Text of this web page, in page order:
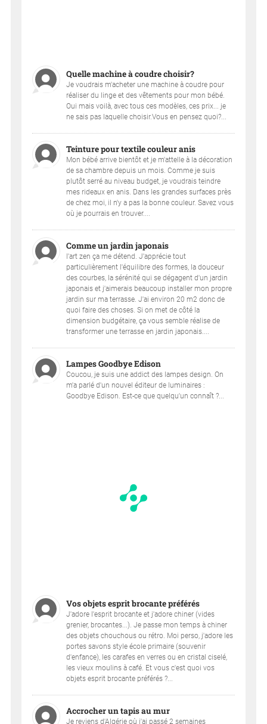
Quelle machine à coudre choisir?
Je voudrais m'acheter une machine à coudre pour
réaliser du linge et des vêtements pour mon bébé.
Oui mais voilà, avec tous ces modèles, ces prix... je
ne sais pas laquelle choisir.Vous en pensez quoi?...
Teinture pour textile couleur anis
Mon bébé arrive bientôt et je m'attelle à la décoration
de sa chambre depuis un mois. Comme je suis
plutôt serré au niveau budget, je voudrais teindre
mes rideaux en anis. Dans les grandes surfaces près
de chez moi, il n'y a pas la bonne couleur. Savez vous
où je pourrais en trouver....
Comme un jardin japonais
l'art zen ça me détend. J'apprécie tout
particulièrement l'équilibre des formes, la douceur
des courbes, la sérénité qui se dégagent d'un jardin
japonais et j'aimerais beaucoup installer mon propre
jardin sur ma terrasse. J'ai environ 20 m2 donc de
quoi faire des choses. Si on met de côté la
dimension budgétaire, ça vous semble réalise de
transformer une terrasse en jardin japonais....
Lampes Goodbye Edison
Coucou, je suis une addict des lampes design. On
m'a parlé d'un nouvel éditeur de luminaires :
Goodbye Edison. Est-ce que quelqu'un connaît ?...
Vos objets esprit brocante préférés
J'adore l'esprit brocante et j'adore chiner (vides
grenier, brocantes...). Je passe mon temps à chiner
des objets chouchous ou rétro. Moi perso, j'adore les
portes savons style école primaire (souvenir
d'enfance), les carafes en verres ou en cristal ciselé,
les vieux moulins à café. Et vous c'est quoi vos
objets esprit brocante préférés ?...
Accrocher un tapis au mur
Je reviens d'Algérie où j'ai passé 2 semaines